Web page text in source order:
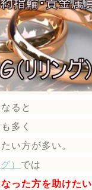
ると
多く
い方が多い。
） では
った方を助けたい